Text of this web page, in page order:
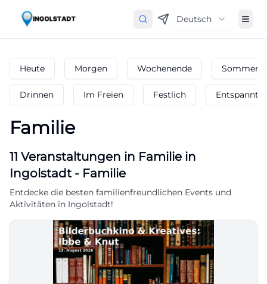
Deutsch
Heute Morgen Wochenende
Drinnen Im Freien Festlich Entspannt
Familie
11 Veranstaltungen in Familie in
Ingolstadt- Familie
Entdecke die besten familienfreundlichen Events und
Aktivitäten in Ingolstadt!